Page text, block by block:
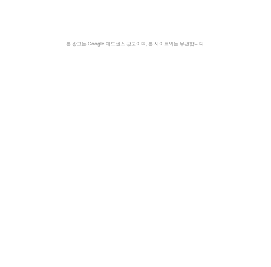
본 광고는 Google 애드센스 광고이며, 본 사이트와는 무관합니다.